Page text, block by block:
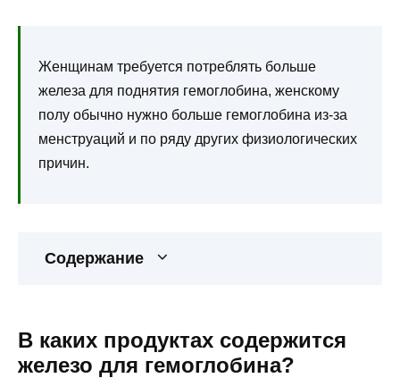
Женщинам требуется потреблять больше
железа для поднятия гемоглобина, женскому
полу обычно нужно больше гемоглобина из-за
менструаций и по ряду других физиологических
причин.
Содержание
В каких продуктах содержится
железо для гемоглобина?